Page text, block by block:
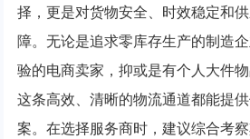
择，更是对货物安全、时效稳定和
障。无论是追求零库存生产的制造
验的电商卖家，抑或是有个人大件
这条高效、清晰的物流通道都能提
案。在选择服务商时，建议综合考